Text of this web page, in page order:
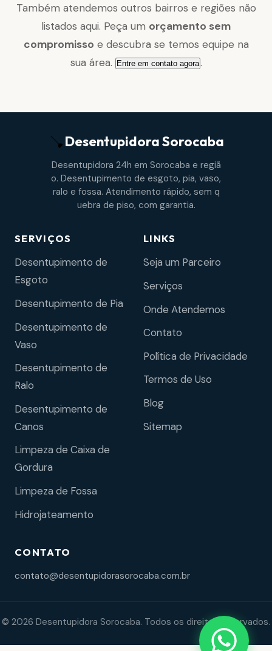
Também atendemos outros bairros e regiões não
listados aqui. Peça um orçamento sem
compromisso e descubra se temos equipe na
sua área. Entre em contato agora.
DesentupidoraSorocaba
Desentupidora 24h em Sorocaba e regiã
o. Desentupimento de esgoto, pia, vaso,
ralo e fossa. Atendimento rápido, sem q
uebra de piso, com garantia.
SERVIÇOS
Desentupimento de
Esgoto
Desentupimento de Pia
Desentupimento de
Vaso
Desentupimento de
Ralo
Desentupimento de
Canos
Limpeza de Caixa de
Gordura
Limpeza de Fossa
Hidrojateamento
LINKS
Seja um Parceiro
Serviços
Onde Atendemos
Contato
Política de Privacidade
Termos de Uso
Blog
Sitemap
CONTATO
contato@desentupidorasorocaba.com.br
© 2026 Desentupidora Sorocaba. Todos os direitos reservados.